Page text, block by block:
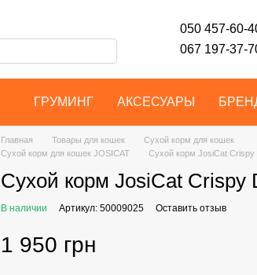
050 457-60-
067 197-37-
ГРУМИНГ АКСЕСУАРЫ
Главная Товары для кошек
Сухой корм для кошек
Сухой корм для кошек JOSICAT
Сухой корм JosiCat Crispy
Сухой корм JosiCat Crispy
В наличии Артикул: 50009025 Оставить отзыв
1 950 грн